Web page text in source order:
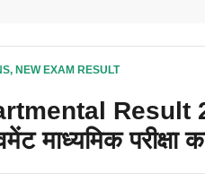
, NEW EXAM RESULT
Result
माध्यमिक परीक्षा